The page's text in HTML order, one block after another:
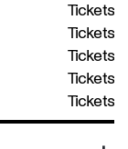
Tickets
Tickets
Tickets
Tickets
Tickets